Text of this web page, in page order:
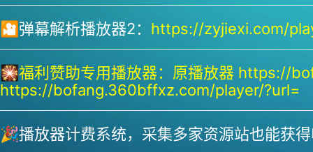
🎦弹幕解析播放器2： https://zyjiexi.com/
🎇福利赞助专用播放器： 原播放器 https://
https://bofang.360bffxz.com/player/?url=
🎉播放器计费系统，采集多家资源站也能获